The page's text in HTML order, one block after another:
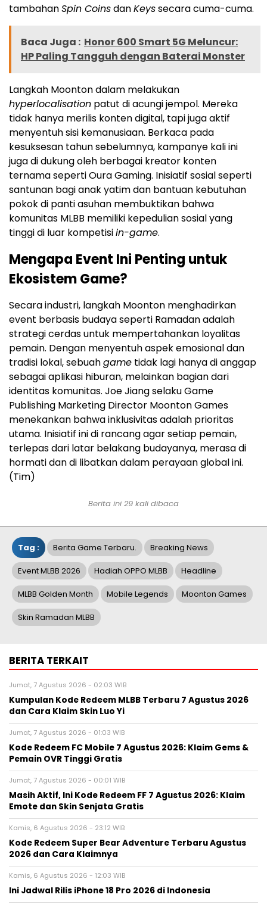
tambahanSpin CoinsdanKeyssecara cuma-cuma.
Baca Juga : Honor 600 Smart 5G Meluncur:
HP Paling Tangguh dengan Baterai Monster
Langkah Moonton dalam melakukan
hyperlocalisation patut di acungi jempol. Mereka
tidak hanya merilis konten digital, tapi juga aktif
menyentuh sisi kemanusiaan. Berkaca pada
kesuksesan tahun sebelumnya, kampanye kali ini
juga di dukung oleh berbagai kreator konten
ternama seperti Oura Gaming. Inisiatif sosial seperti
santunan bagi anak yatim dan bantuan kebutuhan
pokok di panti asuhan membuktikan bahwa
komunitas MLBB memiliki kepedulian sosial yang
tinggi di luar kompetisiin-game.
Mengapa Event Ini Penting untuk
Ekosistem Game?
Secara industri, langkah Moonton menghadirkan
event berbasis budaya seperti Ramadan adalah
strategi cerdas untuk mempertahankan loyalitas
pemain. Dengan menyentuh aspek emosional dan
tradisi lokal, sebuahgame tidak lagi hanya di anggap
sebagai aplikasi hiburan, melainkan bagian dari
identitas komunitas. Joe Jiang selaku Game
Publishing Marketing Director Moonton Games
menekankan bahwa inklusivitas adalah prioritas
utama. Inisiatif ini di rancang agar setiap pemain,
terlepas dari latar belakang budayanya, merasa di
hormati dan di libatkan dalam perayaan global ini.
(Tim)
Berita ini 29 kali dibaca
Tag : Berita Game Terbaru. Breaking News
Event MLBB 2026 Hadiah OPPO MLBB Headline
MLBB Golden Month Mobile Legends Moonton Games
Skin Ramadan MLBB
BERITA TERKAIT
Jumat, 7 Agustus 2026 - 02:03 WIB
Kumpulan Kode Redeem MLBB Terbaru 7 Agustus 2026
dan Cara Klaim Skin Luo Yi
Jumat, 7 Agustus 2026 - 01:03 WIB
Kode Redeem FC Mobile 7 Agustus 2026: Klaim Gems &
Pemain OVR Tinggi Gratis
Jumat, 7 Agustus 2026 - 00:01 WIB
Masih Aktif, Ini Kode Redeem FF 7 Agustus 2026: Klaim
Emote dan Skin Senjata Gratis
Kamis, 6 Agustus 2026 - 23:12 WIB
Kode Redeem Super Bear Adventure Terbaru Agustus
2026 dan Cara Klaimnya
Kamis, 6 Agustus 2026 - 12:03 WIB
Ini Jadwal Rilis iPhone 18 Pro 2026 di Indonesia